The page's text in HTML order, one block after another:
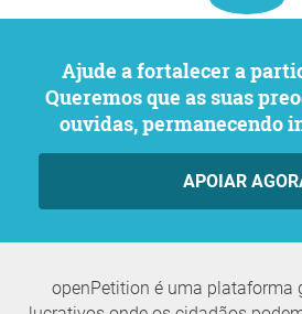
Ajude a fortalecer a participação cívica.
Queremos que as suas
ouvidas, permanecendo
APOIAR
openPetition é uma plataforma